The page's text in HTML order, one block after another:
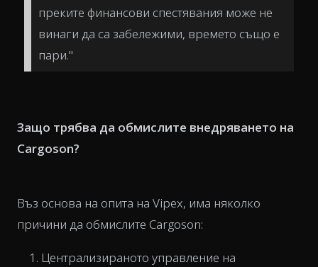
преките финансови спестявания може не
винаги да са забележими, времето също е
пари."
Защо трябва да обмислите внедряването на
Cargoson?
Въз основа на опита на Vipex, има няколко
причини да обмислите Cargoson:
Централизираното управление на